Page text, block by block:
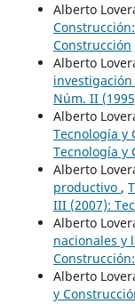
Alberto
Construcción
Alberto
investigación
Núm. II
Alberto
Tecnología y
Tecnología y
Alberto
productivo ,
III (2007):
Alberto
nacionales y
Alberto
y